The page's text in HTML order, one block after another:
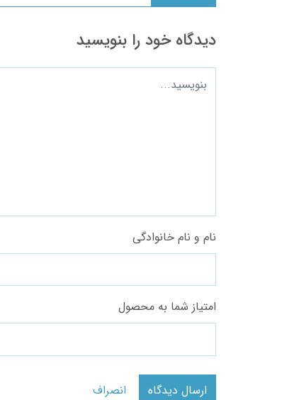
دیدگاه خود را بنویسید
نام و نام خانوادگی
امتیاز شما به محصول
ارسال دیدگاه انصراف